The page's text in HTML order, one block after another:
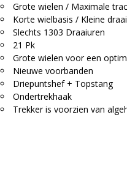
Grote wielen / Maximale
Korte wielbasis / Kleine
Slechts 1303 Draaiuren
21 Pk
Grote wielen voor een
Nieuwe voorbanden
Driepuntshef + Topstang
Ondertrekhaak
Trekker is voorzien van